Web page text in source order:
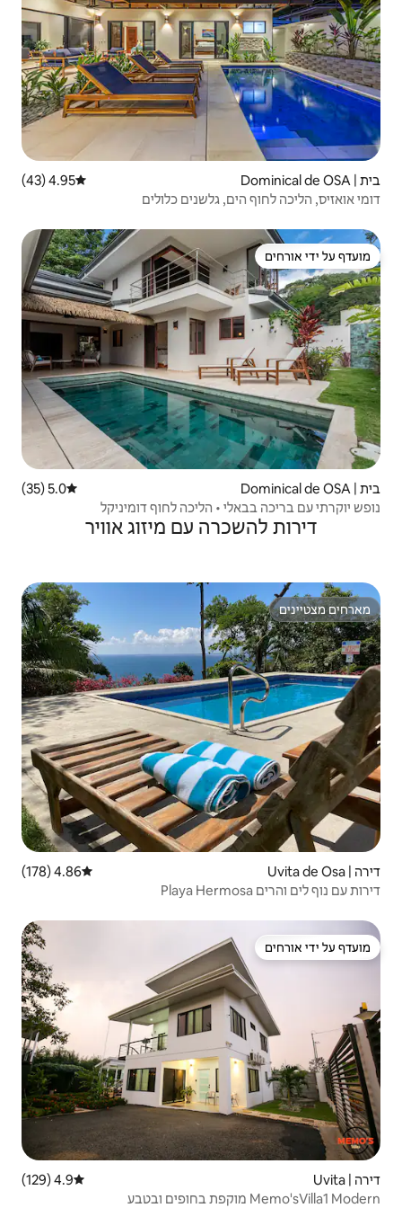
דירוג ממוצע של 4.95 מתוך 5, 43 ביקורות
4.95 (43)
כלולים
דירוג ממוצע של 5.0 מתוך 5, 35 ביקורות
5.0 (35)
הליכה לחוף דומיניקל
עם מיזוג אוויר
דירוג ממוצע של 4.86 מתוך 5, 178 ביקורות